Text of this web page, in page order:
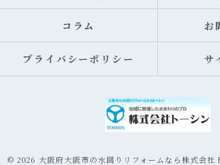
コラム お
プライバシーポリシー サ
© 2026 大阪府大阪市の水回りリフォームなら株式会